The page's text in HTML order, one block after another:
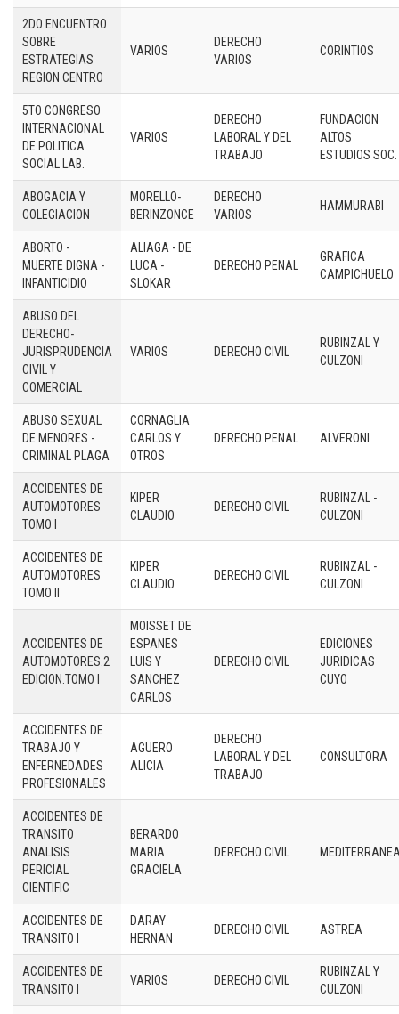
2DO ENCUENTRO
SOBRE
ESTRATEGIAS
REGION CENTRO
VARIOS
DERECHO
VARIOS
CORINTIOS
5TO CONGRESO
INTERNACIONAL
DE POLITICA
SOCIAL LAB.
VARIOS
DERECHO
LABORAL Y DEL
TRABAJO
FUNDACION
ALTOS
ESTUDIOS SOC.
ABOGACIA Y
COLEGIACION
MORELLO-
BERINZONCE
DERECHO
VARIOS
HAMMURABI
ABORTO -
MUERTE DIGNA -
INFANTICIDIO
ALIAGA - DE
LUCA -
SLOKAR
DERECHO PENAL
GRAFICA
CAMPICHUELO
ABUSO DEL
DERECHO-
JURISPRUDENCIA
CIVIL Y
COMERCIAL
VARIOS DERECHO CIVIL
RUBINZAL Y
CULZONI
ABUSO SEXUAL
DE MENORES -
CRIMINAL PLAGA
CORNAGLIA
CARLOS Y
OTROS
DERECHO PENAL ALVERONI
ACCIDENTES DE
AUTOMOTORES
TOMO I
KIPER
CLAUDIO
DERECHO CIVIL
RUBINZAL -
CULZONI
ACCIDENTES DE
AUTOMOTORES
TOMO II
KIPER
CLAUDIO
DERECHO CIVIL
RUBINZAL -
CULZONI
ACCIDENTES DE
AUTOMOTORES.2
EDICION.TOMO I
MOISSET DE
ESPANES
LUIS Y
SANCHEZ
CARLOS
DERECHO CIVIL
EDICIONES
JURIDICAS
CUYO
ACCIDENTES DE
TRABAJO Y
ENFERNEDADES
PROFESIONALES
AGUERO
ALICIA
DERECHO
LABORAL Y DEL
TRABAJO
CONSULTORA
ACCIDENTES DE
TRANSITO
ANALISIS
PERICIAL
CIENTIFIC
BERARDO
MARIA
GRACIELA
DERECHO CIVIL
ACCIDENTES DE
TRANSITO I
DARAY
HERNAN
DERECHO CIVIL ASTREA
ACCIDENTES DE
TRANSITO I
VARIOS DERECHO CIVIL
RUBINZAL Y
CULZONI